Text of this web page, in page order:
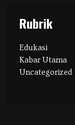
Rubrik
Edukasi
Kabar Utama
Uncategorized